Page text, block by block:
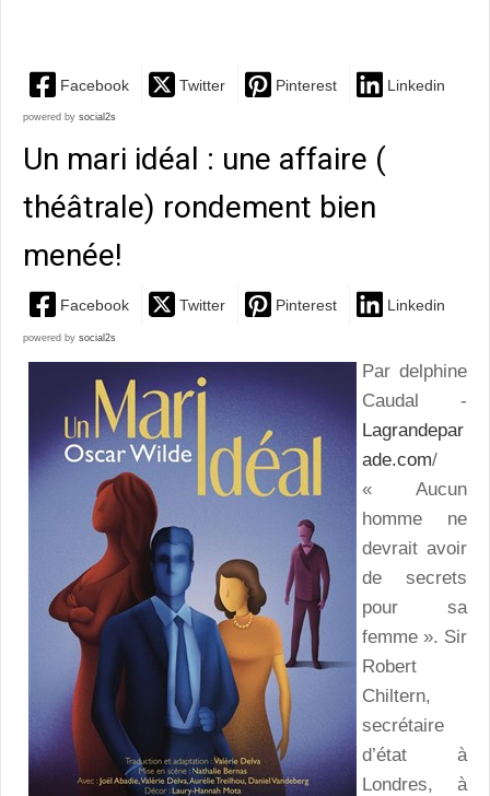
Facebook Twitter Pinterest Linkedin
powered by social2s
Un mari idéal : une affaire (
théâtrale) rondement bien
menée!
Facebook Twitter Pinterest Linkedin
powered by social2s
Par delphine
Caudal -
Lagrandepar
ade.com/
« Aucun
homme ne
devrait avoir
de secrets
pour sa
femme ». Sir
Robert
Chiltern,
secrétaire
d’état à
Londres, à